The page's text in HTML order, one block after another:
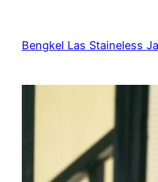
Bengkel Las Staineless